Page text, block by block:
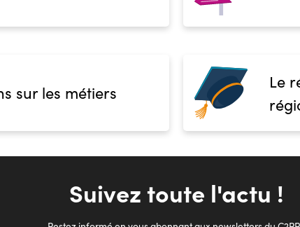
sur les métiers
Le
Suivez toute l'actu !